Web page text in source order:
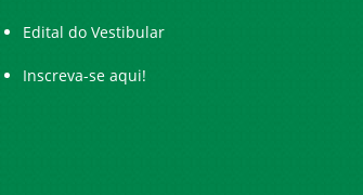
Edital do Vestibular
Inscreva-se aqui!